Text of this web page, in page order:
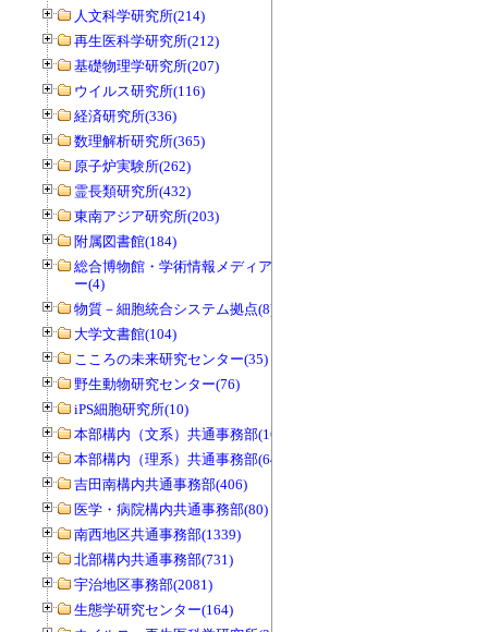
人文科学研究所(214)
再生医科学研究所(212)
基礎物理学研究所(207)
ウイルス研究所(116)
経済研究所(336)
数理解析研究所(365)
原子炉実験所(262)
霊長類研究所(432)
東南アジア研究所(203)
附属図書館(184)
総合博物館・学術情報メディアセンタ
ー(4)
物質－細胞統合システム拠点(8)
大学文書館(104)
こころの未来研究センター(35)
野生動物研究センター(76)
iPS細胞研究所(10)
本部構内（文系）共通事務部(165)
本部構内（理系）共通事務部(646)
吉田南構内共通事務部(406)
医学・病院構内共通事務部(80)
南西地区共通事務部(1339)
北部構内共通事務部(731)
宇治地区事務部(2081)
生態学研究センター(164)